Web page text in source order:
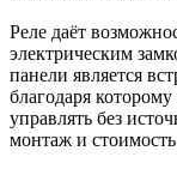
Реле даёт
электрическим
панели является
благодаря
управлять без
монтаж и